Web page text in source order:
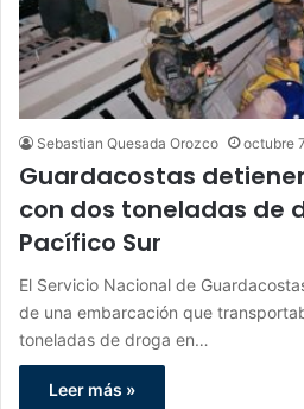
Sebastian Quesada Orozco octubre
Guardacostas
con dos toneladas de
Pacífico Sur
El Servicio Nacional de
de una embarcación que
toneladas de droga en…
Leer más »